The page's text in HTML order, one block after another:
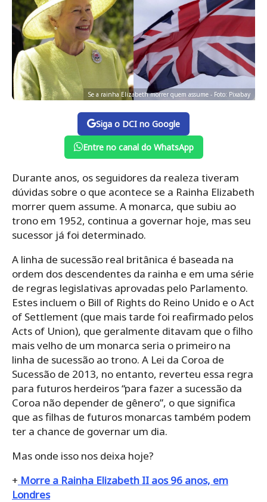
Se a rainha Elizabeth morrer quem assume - Foto: Pixabay
Siga o DCI no Google
Entre no canal do WhatsApp
Durante anos, os seguidores da realeza tiveram
dúvidas sobre o que acontece se a Rainha Elizabeth
morrer quem assume. A monarca, que subiu ao
trono em 1952, continua a governar hoje, mas seu
sucessor já foi determinado.
A linha de sucessão real britânica é baseada na
ordem dos descendentes da rainha e em uma série
de regras legislativas aprovadas pelo Parlamento.
Estes incluem o Bill of Rights do Reino Unido e o Act
of Settlement (que mais tarde foi reafirmado pelos
Acts of Union), que geralmente ditavam que o filho
mais velho de um monarca seria o primeiro na
linha de sucessão ao trono. A Lei da Coroa de
Sucessão de 2013, no entanto, reverteu essa regra
para futuros herdeiros “para fazer a sucessão da
Coroa não depender de gênero”, o que significa
que as filhas de futuros monarcas também podem
ter a chance de governar um dia.
Mas onde isso nos deixa hoje?
+ Morre a Rainha Elizabeth II aos 96 anos, em
Londres